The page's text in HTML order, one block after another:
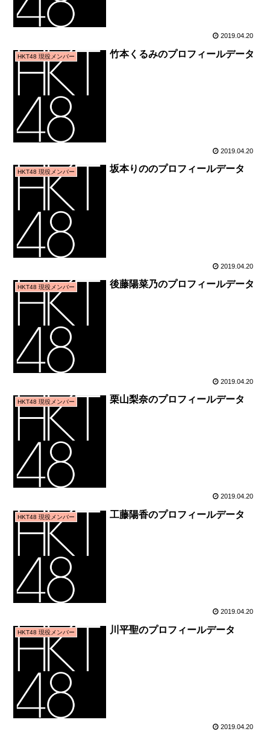
2019.04.20
HKT48 現役メンバー 竹本くるみのプロフィールデータ
2019.04.20
HKT48 現役メンバー 坂本りののプロフィールデータ
2019.04.20
HKT48 現役メンバー 後藤陽菜乃のプロフィールデータ
2019.04.20
HKT48 現役メンバー 栗山梨奈のプロフィールデータ
2019.04.20
HKT48 現役メンバー 工藤陽香のプロフィールデータ
2019.04.20
HKT48 現役メンバー 川平聖のプロフィールデータ
2019.04.20